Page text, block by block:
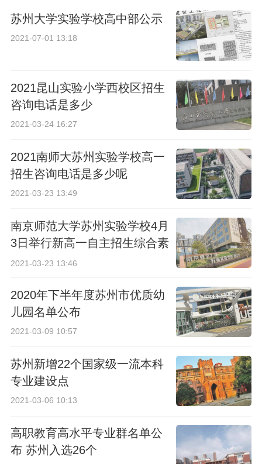
苏州大学实验学校高中部公示
2021-07-01 13:18
2021昆山实验小学西校区招生
咨询电话是多少
2021-03-24 16:27
2021南师大苏州实验学校高一
招生咨询电话是多少呢
2021-03-23 13:49
南京师范大学苏州实验学校4月
3日举行新高一自主招生综合素
质考查
2021-03-23 13:46
2020年下半年度苏州市优质幼
儿园名单公布
2021-03-09 10:57
苏州新增22个国家级一流本科
专业建设点
2021-03-06 10:13
高职教育高水平专业群名单公
布 苏州入选26个